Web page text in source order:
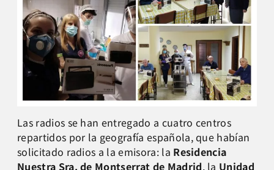
Las radios se han entregado a cuatro centros
repartidos por la geografía española, que habían
solicitado radios a la emisora: la Residencia
Nuestra Sra. de Montserrat de Madrid, la Unidad